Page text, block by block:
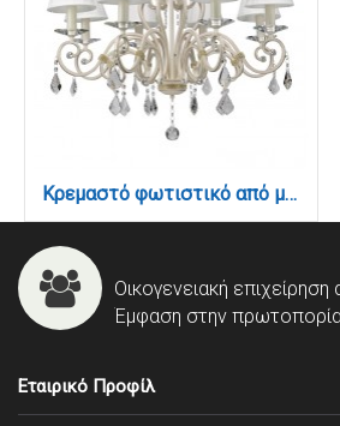
Κρεμαστό φωτιστικό από μπεζ μέταλλο κρύσταλλα και υφασμάτινο καπέλο 8XE14 D:75cm (5276-8)
Οικογενειακή
Έμφαση στην
Εταιρικό Προφίλ